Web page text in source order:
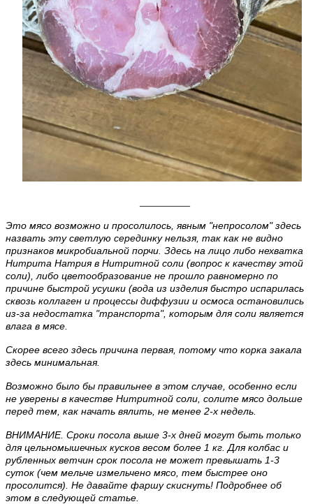
Это мясо возможно и просолилось, явным "непросолом" здесь
назвать эту светлую серединку нельзя, так как не видно
признаков микробиальной порчи. Здесь на лицо либо нехватка
Нитрита Натрия в Нитритной соли (вопрос к качеству этой
соли), либо цветообразование не прошло равномерно по
причине быстрой усушки (вода из изделия быстро испарилась
сквозь коллаген и процессы диффузии и осмоса остановились
из-за недостатка "транспорта", которым для соли является
влага в мясе.
Скорее всего здесь причина первая, потому что корка закала
здесь минимальная.
Возможно было бы правильнее в этом случае, особенно если
не уверены в качестве Нитритной соли, солите мясо дольше
перед тем, как начать вялить, не менее 2-х недель.
ВНИМАНИЕ. Сроки посола выше 3-х дней могут быть только
для цельномышечных кусков весом более 1 кг. Для колбас и
рубленных ветчин срок посола не может превышать 1-3
суток (чем мельче измельчено мясо, тем быстрее оно
просолится). Не давайте фаршу скиснуть! Подробнее об
этом в следующей статье.